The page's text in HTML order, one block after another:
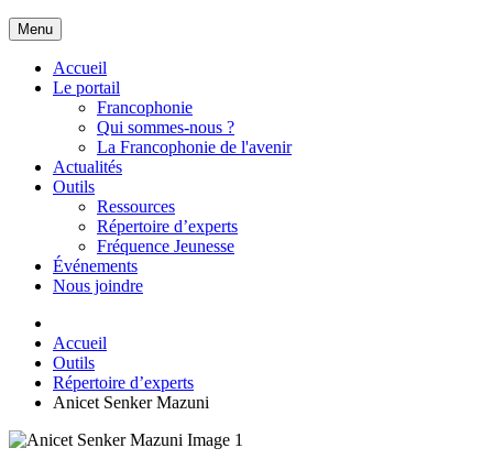
Menu
Accueil
Le portail
Francophonie
Qui sommes-nous ?
La Francophonie de l'avenir
Actualités
Outils
Ressources
Répertoire d’experts
Fréquence Jeunesse
Événements
Nous joindre
Accueil
Outils
Répertoire d’experts
Anicet Senker Mazuni